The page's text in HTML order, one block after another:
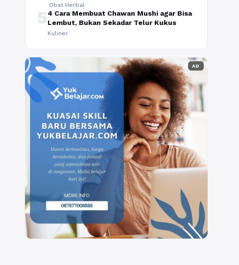
Obat Herbal
54 Cara Membuat Chawan Mushi agar Bisa
Lembut, Bukan Sekadar Telur Kukus
Kuliner
AD